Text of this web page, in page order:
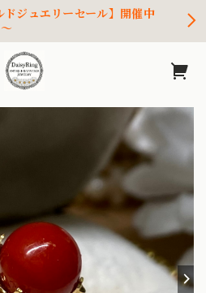
ドジュエリーセール】開催中